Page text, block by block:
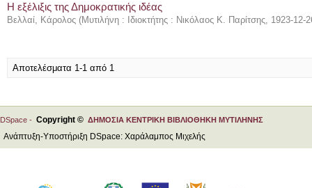
Η εξέλιξις της Δημοκρατικής ιδέας
Βελλαί, Κάρολος (Μυτιλήνη : Ιδιοκτήτης : Νικόλαος Κ. Παρίτσης, 1923-12-
Αποτελέσματα 1-1 από 1
DSpace - Copyright © ΔΗΜΟΣΙΑ ΚΕΝΤΡΙΚΗ ΒΙΒΛΙΟΘΗΚΗ ΜΥΤΙΛΗΝΗΣ
Ανάπτυξη-Υποστήριξη DSpace: Χαράλαμπος Μιχελής